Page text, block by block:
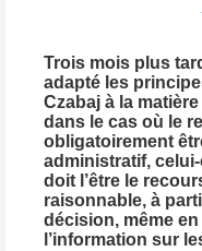
Trois mois plus
adapté les
Czabaj à la
dans le cas où le
obligatoirement
administratif,
doit l’être le
raisonnable, à
décision, même
l’information sur